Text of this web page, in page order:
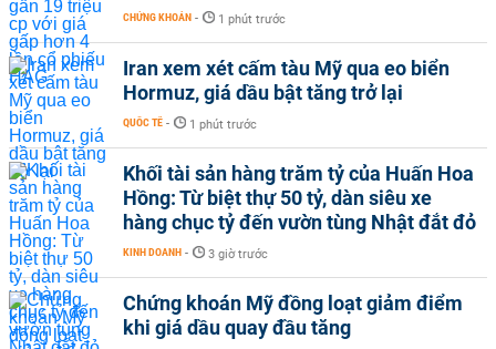
CHỨNG KHOÁN - 1 phút trước
Iran xem xét cấm tàu Mỹ qua eo biển
Hormuz, giá dầu bật tăng trở lại
QUỐC TẾ - 1 phút trước
Khối tài sản hàng trăm tỷ của Huấn Hoa
Hồng: Từ biệt thự 50 tỷ, dàn siêu xe
hàng chục tỷ đến vườn tùng Nhật đắt đỏ
KINH DOANH - 3 giờ trước
Chứng khoán Mỹ đồng loạt giảm điểm
khi giá dầu quay đầu tăng